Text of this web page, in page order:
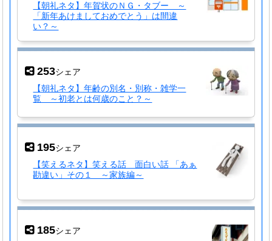
【朝礼ネタ】年賀状のＮＧ・タブー ～
「新年あけましておめでとう」は間違
い？～
253シェア
【朝礼ネタ】年齢の別名・別称・雑学一
覧 ～初老とは何歳のこと？～
195シェア
【笑えるネタ】笑える話 面白い話 「あぁ
勘違い」その１ ～家族編～
185シェア